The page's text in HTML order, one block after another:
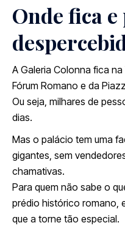
Onde fica
A Galeria Colonna fica
Fórum Romano e da
Ou seja, milhares de
dias.
Mas o palácio tem uma
gigantes, sem
chamativas.
Para quem não sabe o
prédio histórico romano,
que a torne tão especial.